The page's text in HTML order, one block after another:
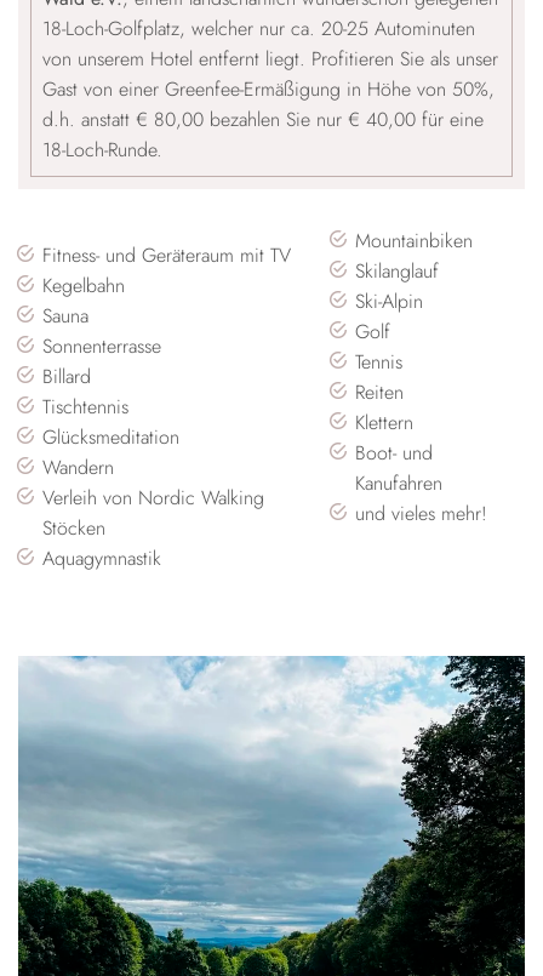
18-Loch-Golfplatz, welcher nur ca. 20-25 Autominuten
von unserem Hotel entfernt liegt. Profitieren Sie als unser
Gast von einer Greenfee-Ermäßigung in Höhe von 50%,
d.h. anstatt € 80,00 bezahlen Sie nur € 40,00 für eine
18-Loch-Runde.
Fitness- und Geräteraum mit TV
Kegelbahn
Sauna
Sonnenterrasse
Billard
Tischtennis
Glücksmeditation
Wandern
Verleih von Nordic Walking
Stöcken
Aquagymnastik
Mountainbiken
Skilanglauf
Ski-Alpin
Golf
Tennis
Reiten
Klettern
Boot- und
Kanufahren
und vieles mehr!